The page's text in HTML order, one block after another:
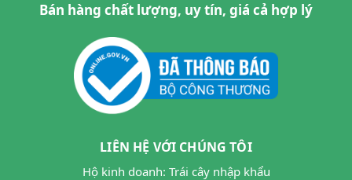
Bán hàng chất lượng, uy tín, giá cả hợp lý
LIÊN HỆ VỚI CHÚNG TÔI
Hộ kinh doanh: Trái cây nhập khẩu